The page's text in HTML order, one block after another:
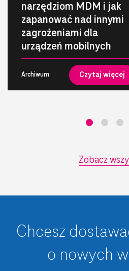
narzędziom MDM i jak
zapanować nad innymi
zagrożeniami dla
urządzeń mobilnych
Archiwum Czytaj więcej
Zobacz
Chcesz
o nowych